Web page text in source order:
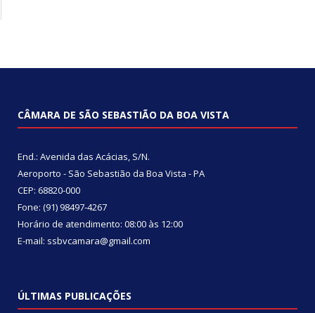
CÂMARA DE SÃO SEBASTIÃO DA BOA VISTA
End.: Avenida das Acácias, S/N.
Aeroporto - São Sebastião da Boa Vista - PA
CEP: 68820-000
Fone: (91) 98497-4267
Horário de atendimento: 08:00 às 12:00
E-mail: ssbvcamara@gmail.com
ÚLTIMAS PUBLICAÇÕES